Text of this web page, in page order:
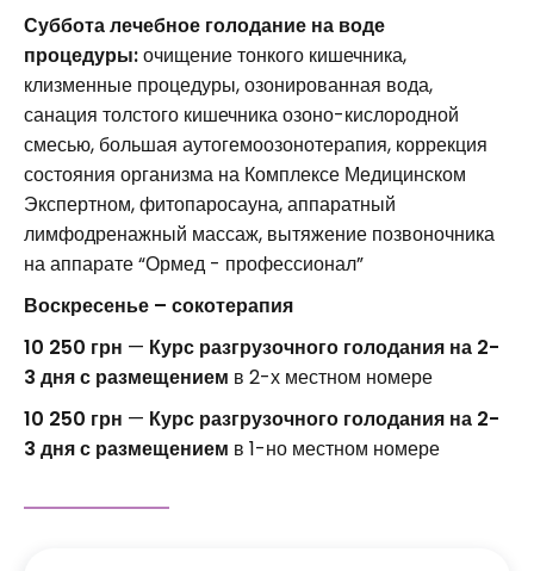
Суббота лечебное голодание на воде
процедуры:очищение тонкого кишечника,
клизменные процедуры, озонированная вода,
санация толстого кишечника озоно-кислородной
смесью, большая аутогемоозонотерапия, коррекция
состояния организма на Комплексе Медицинском
Экспертном, фитопаросауна, аппаратный
лимфодренажный массаж, вытяжение позвоночника
на аппарате “Ормед - профессионал”
Воскресенье – сокотерапия
10 250 грн — Курс разгрузочного голодания на 2-
3 дня с размещением в 2-х местном номере
10 250 грн — Курс разгрузочного голодания на 2-
3 дня с размещением в 1-но местном номере